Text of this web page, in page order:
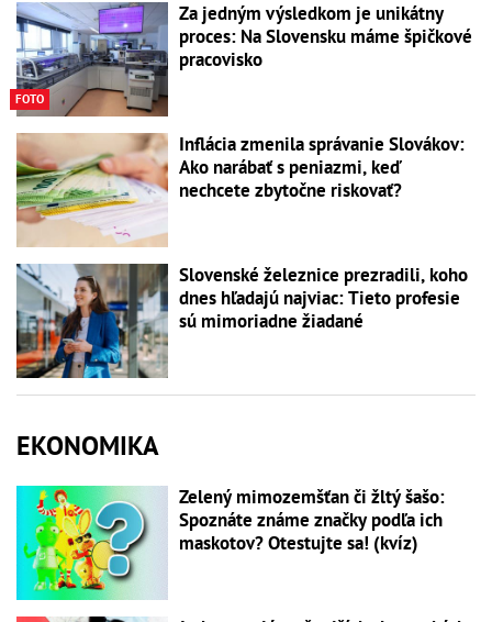
FOTO
Za jedným výsledkom je unikátny
proces: Na Slovensku máme špičkové
pracovisko
Inflácia zmenila správanie Slovákov:
Ako narábať s peniazmi, keď
nechcete zbytočne riskovať?
Slovenské železnice prezradili, koho
dnes hľadajú najviac: Tieto profesie
sú mimoriadne žiadané
EKONOMIKA
Zelený mimozemšťan či žltý šašo:
Spoznáte známe značky podľa ich
maskotov? Otestujte sa! (kvíz)